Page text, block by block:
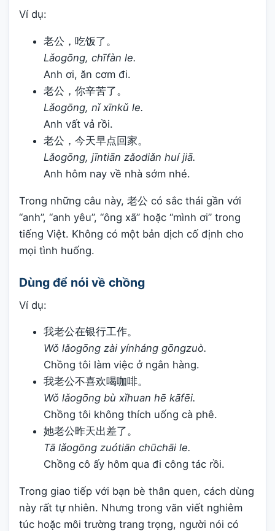
Ví dụ:
老公，吃饭了。
Lǎogōng, chīfàn le.
Anh ơi, ăn cơm đi.
老公，你辛苦了。
Lǎogōng, nǐ xīnkǔ le.
Anh vất vả rồi.
老公，今天早点回家。
Lǎogōng, jīntiān zǎodiǎn huí jiā.
Anh hôm nay về nhà sớm nhé.
Trong những câu này, 老公 có sắc thái gần với
“anh”, “anh yêu”, “ông xã” hoặc “mình ơi” trong
tiếng Việt. Không có một bản dịch cố định cho
mọi tình huống.
Dùng để nói về chồng
Ví dụ:
我老公在银行工作。
Wǒ lǎogōng zài yínháng gōngzuò.
Chồng tôi làm việc ở ngân hàng.
我老公不喜欢喝咖啡。
Wǒ lǎogōng bù xǐhuan hē kāfēi.
Chồng tôi không thích uống cà phê.
她老公昨天出差了。
Tā lǎogōng zuótiān chūchāi le.
Chồng cô ấy hôm qua đi công tác rồi.
Trong giao tiếp với bạn bè thân quen, cách dùng
này rất tự nhiên. Nhưng trong văn viết nghiêm
túc hoặc môi trường trang trọng, người nói có